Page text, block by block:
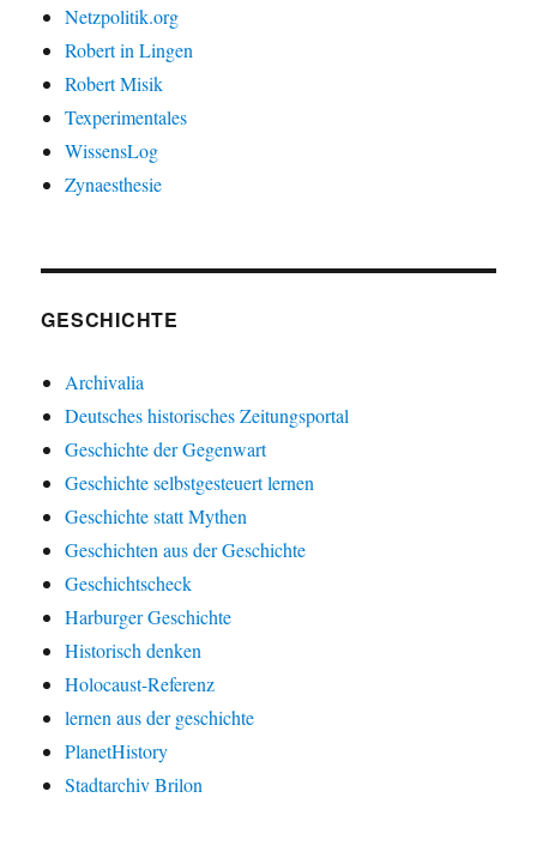
Netzpolitik.org
Robert in Lingen
Robert Misik
Texperimentales
WissensLog
Zynaesthesie
GESCHICHTE
Archivalia
Deutsches historisches Zeitungsportal
Geschichte der Gegenwart
Geschichte selbstgesteuert lernen
Geschichte statt Mythen
Geschichten aus der Geschichte
Geschichtscheck
Harburger Geschichte
Historisch denken
Holocaust-Referenz
lernen aus der geschichte
PlanetHistory
Stadtarchiv Brilon